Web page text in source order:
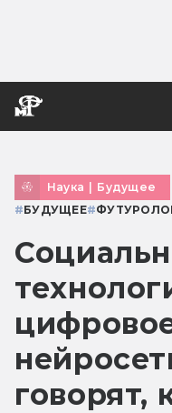
Наука | Будущее
#БУДУЩЕЕ#
говорят,